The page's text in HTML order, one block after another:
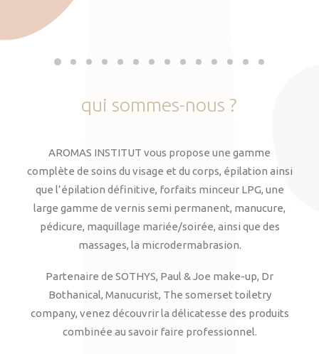
qui sommes-nous ?
AROMAS INSTITUT vous propose une gamme
complète de soins du visage et du corps, épilation ainsi
que l’épilation définitive, forfaits minceur LPG, une
large gamme de vernis semi permanent, manucure,
pédicure, maquillage mariée/soirée, ainsi que des
massages, la microdermabrasion.
Partenaire de SOTHYS, Paul & Joe make-up, Dr
Bothanical, Manucurist, The somerset toiletry
company, venez découvrir la délicatesse des produits
combinée au savoir faire professionnel.